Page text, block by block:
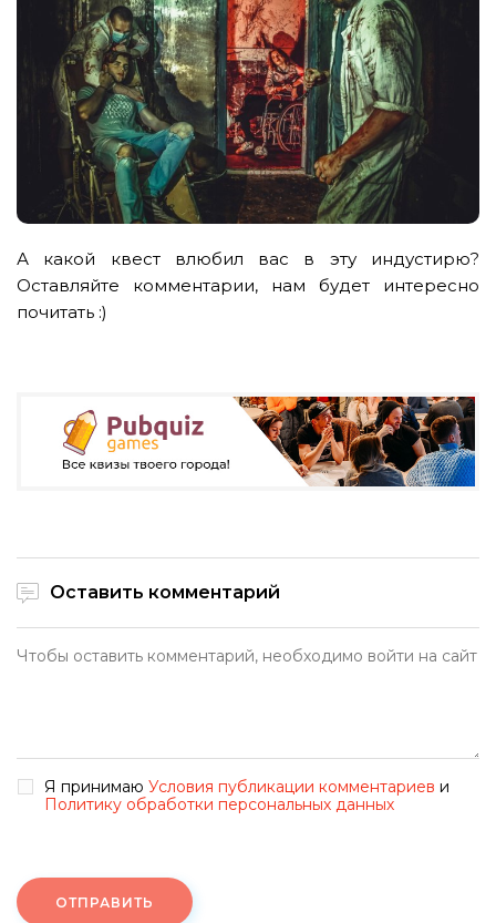
А какой квест влюбил вас в эту индустирю?
Оставляйте комментарии, нам будет интересно
почитать :)
Оставить комментарий
Я принимаю Условия публикации комментариев и
Политику обработки персональных данных
ОТПРАВИТЬ